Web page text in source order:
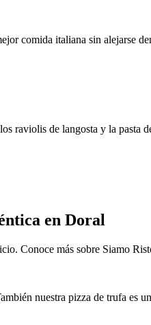
comida italiana sin alejarse
raviolis de langosta y la pasta
en Doral
Conoce más sobre Siamo
nuestra pizza de trufa es